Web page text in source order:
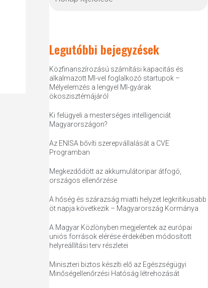
Legutóbbi bejegyzések
Közfinanszírozású számítási kapacitás és
alkalmazott MI-vel foglalkozó startupok –
Mélyelemzés a lengyel MI-gyárak
ökoszisztémájáról
Ki felügyeli a mesterséges intelligenciát
Magyarországon?
Az ENISA bővíti szerepvállalását a CVE
Programban
Megkezdődött az akkumulátoripar átfogó,
országos ellenőrzése
A hőség és szárazság miatti helyzet legkritikusabb
öt napja következik – Magyarország Kormánya
A Magyar Közlönyben megjelentek az európai
uniós források elérése érdekében módosított
helyreállítási terv részletei
Miniszteri biztos készíti elő az Egészségügyi
Minőségellenőrzési Hatóság létrehozását